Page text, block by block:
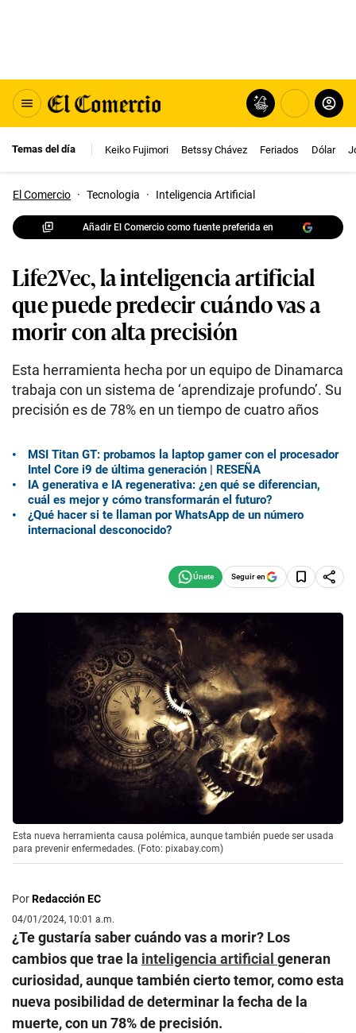
Temas del día Keiko Fujimori Betssy Chávez Feriados Dólar
El Comercio · Tecnologia · Inteligencia Artificial
Añadir El Comercio como fuente preferida en
Life2Vec, la inteligencia artificial
que puede predecir cuándo vas a
morir con alta precisión
Esta herramienta hecha por un equipo de Dinamarca
trabaja con un sistema de ‘aprendizaje profundo’. Su
precisión es de 78% en un tiempo de cuatro años
MSI Titan GT: probamos la laptop gamer con el procesador
Intel Core i9 de última generación | RESEÑA
IA generativa e IA regenerativa: ¿en qué se diferencian,
cuál es mejor y cómo transformarán el futuro?
¿Qué hacer si te llaman por WhatsApp de un número
internacional desconocido?
Seguir en
Esta nueva herramienta causa polémica, aunque también puede ser usada
para prevenir enfermedades. (Foto: pixabay.com)
PorRedacción EC
04/01/2024, 10:01 a.m.
¿Te gustaría saber cuándo vas a morir? Los
cambios que trae la inteligencia artificial generan
curiosidad, aunque también cierto temor, como esta
nueva posibilidad de determinar la fecha de la
muerte, con un 78% de precisión.